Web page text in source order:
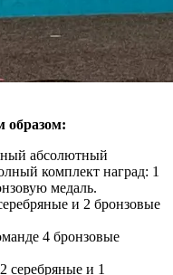
образом:
абсолютный
комплект наград: 1
медаль.
и 2 бронзовые
4 бронзовые
и 1